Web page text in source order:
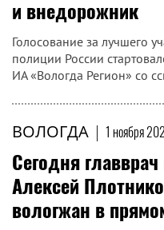
и внедорожник
Голосование за лучшего
полиции России
ИА «Вологда Регион» со
ВОЛОГДА | 1 ноября
Сегодня
Алексей
вологжан в